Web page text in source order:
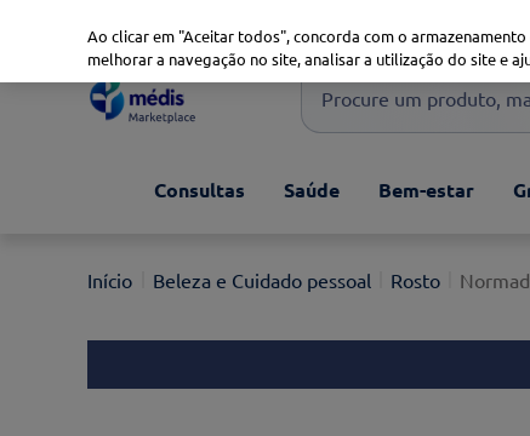
Procure um produto,
1º xiaomi
3º now
Consultas Saúde Bem-estar
Beleza e Cuidado pessoal Rosto
Ao clicar em "Aceitar todos", concorda com o
melhorar a navegação no site, analisar a utilização do site e